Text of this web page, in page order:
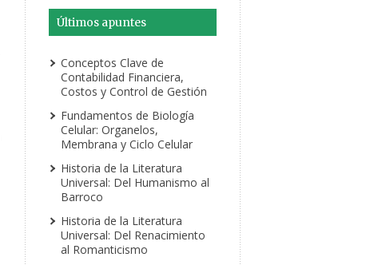
Últimos apuntes
Conceptos Clave de
Contabilidad Financiera,
Costos y Control de Gestión
Fundamentos de Biología
Celular: Organelos,
Membrana y Ciclo Celular
Historia de la Literatura
Universal: Del Humanismo al
Barroco
Historia de la Literatura
Universal: Del Renacimiento
al Romanticismo